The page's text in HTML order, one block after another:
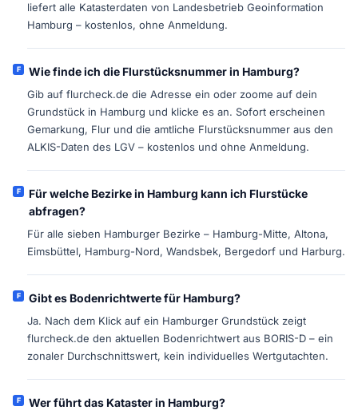
liefert alle Katasterdaten von Landesbetrieb Geoinformation
Hamburg – kostenlos, ohne Anmeldung.
Wie finde ich die Flurstücksnummer in Hamburg?
Gib auf flurcheck.de die Adresse ein oder zoome auf dein
Grundstück in Hamburg und klicke es an. Sofort erscheinen
Gemarkung, Flur und die amtliche Flurstücksnummer aus den
ALKIS-Daten des LGV – kostenlos und ohne Anmeldung.
Für welche Bezirke in Hamburg kann ich Flurstücke
abfragen?
Für alle sieben Hamburger Bezirke – Hamburg-Mitte, Altona,
Eimsbüttel, Hamburg-Nord, Wandsbek, Bergedorf und Harburg.
Gibt es Bodenrichtwerte für Hamburg?
Ja. Nach dem Klick auf ein Hamburger Grundstück zeigt
flurcheck.de den aktuellen Bodenrichtwert aus BORIS-D – ein
zonaler Durchschnittswert, kein individuelles Wertgutachten.
Wer führt das Kataster in Hamburg?